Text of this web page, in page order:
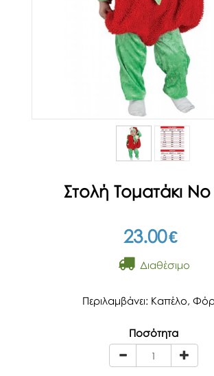
Στολή Τοματάκι
23.00€
Διαθέσιμο
Περιλαμβάνει: Καπέλο,
Ποσότητα